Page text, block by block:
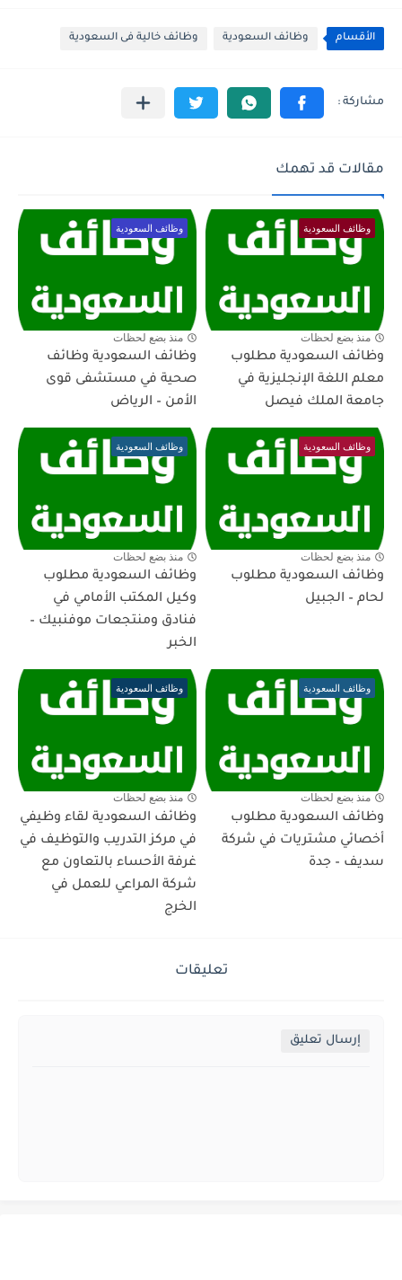
الأقسام وظائف السعودية وظائف خالية فى السعودية
مقالات قد تهمك
وظائف السعودية
منذ بضع لحظات
وظائف السعودية مطلوب
معلم اللغة الإنجليزية في
جامعة الملك فيصل
وظائف السعودية
منذ بضع لحظات
وظائف السعودية وظائف
صحية في مستشفى قوى
الأمن – الرياض
وظائف السعودية
منذ بضع لحظات
وظائف السعودية مطلوب
لحام – الجبيل
وظائف السعودية
منذ بضع لحظات
وظائف السعودية مطلوب
وكيل المكتب الأمامي في
فنادق ومنتجعات موفنبيك –
الخبر
وظائف السعودية
منذ بضع لحظات
وظائف السعودية مطلوب
أخصائي مشتريات في شركة
سديف – جدة
وظائف السعودية
منذ بضع لحظات
وظائف السعودية لقاء وظيفي
في مركز التدريب والتوظيف في
غرفة الأحساء بالتعاون مع
شركة المراعي للعمل في
الخرج
تعليقات
إرسال تعليق